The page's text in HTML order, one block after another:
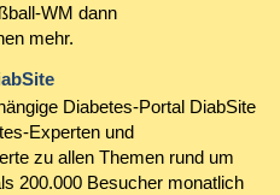
WM dann
mehr.
Diabetes-Portal DiabSite
Experten und
zu allen Themen rund um
200.000 Besucher monatlich